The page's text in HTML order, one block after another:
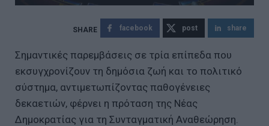
facebook post share
Σημαντικές παρεμβάσεις σε τρία επίπεδα που
εκσυγχρονίζουν τη δημόσια ζωή και το πολιτικό
σύστημα, αντιμετωπίζοντας παθογένειες
δεκαετιών, φέρνει η πρόταση της Νέας
Δημοκρατίας για τη Συνταγματική Αναθεώρηση.